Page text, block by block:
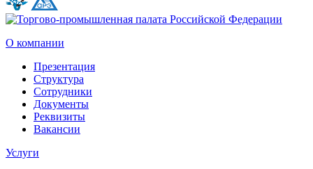
О компании
Презентация
Структура
Сотрудники
Документы
Реквизиты
Вакансии
Услуги